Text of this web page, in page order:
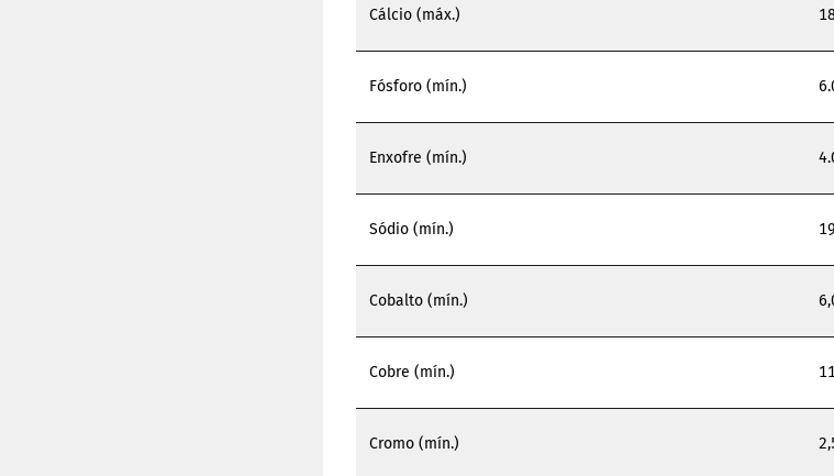
Cálcio (máx.)
Fósforo (mín.)
Enxofre (mín.)
Sódio (mín.)
Cobalto (mín.)
Cobre (mín.)
Cromo (mín.)